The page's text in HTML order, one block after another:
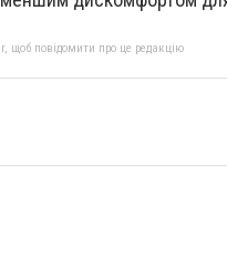
щоб повідомити про це редакцію